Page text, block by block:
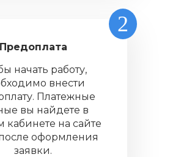
2
Предоплата
начать работу,
внести
Платежные
вы найдете в
кабинете на сайте
оформления
заявки.